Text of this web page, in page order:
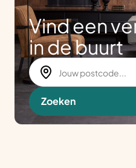
Vind een
in de buurt
Zoeken